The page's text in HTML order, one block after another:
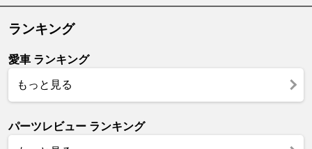
ランキング
愛車 ランキング
もっと見る
パーツレビュー ランキング